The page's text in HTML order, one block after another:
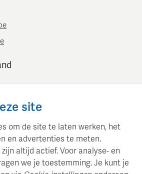
site
om de site te laten werken, het
en advertenties te meten.
altijd actief. Voor analyse- en
we je toestemming. Je kunt je